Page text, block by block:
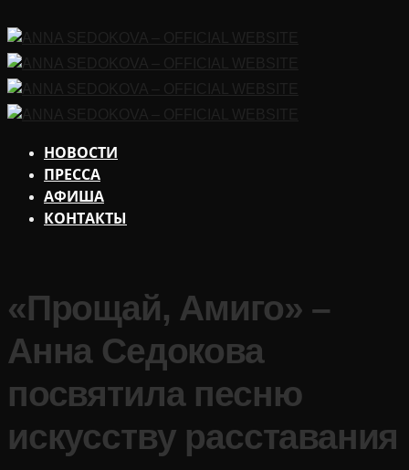
НОВОСТИ
ПРЕССА
АФИША
КОНТАКТЫ
«Прощай, Амиго» –
Анна Седокова
посвятила песню
искусству расставания